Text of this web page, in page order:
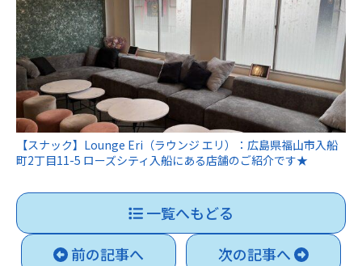
【スナック】Lounge Eri（ラウンジ エリ）：広島県福山市入船
町2丁目11-5 ローズシティ入船にある店舗のご紹介です★
一覧へもどる
前の記事へ
次の記事へ